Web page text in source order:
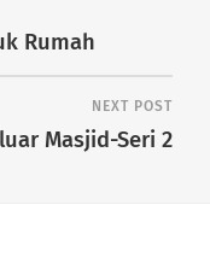
Rumah
NEXT POST
Masjid-Seri 2